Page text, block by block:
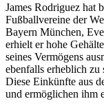
James Rodriguez hat
Fußballvereine der
Bayern München,
erhielt er hohe
seines Vermögens
ebenfalls erheblich zu
Diese Einkünfte aus
und ermöglichen ihm